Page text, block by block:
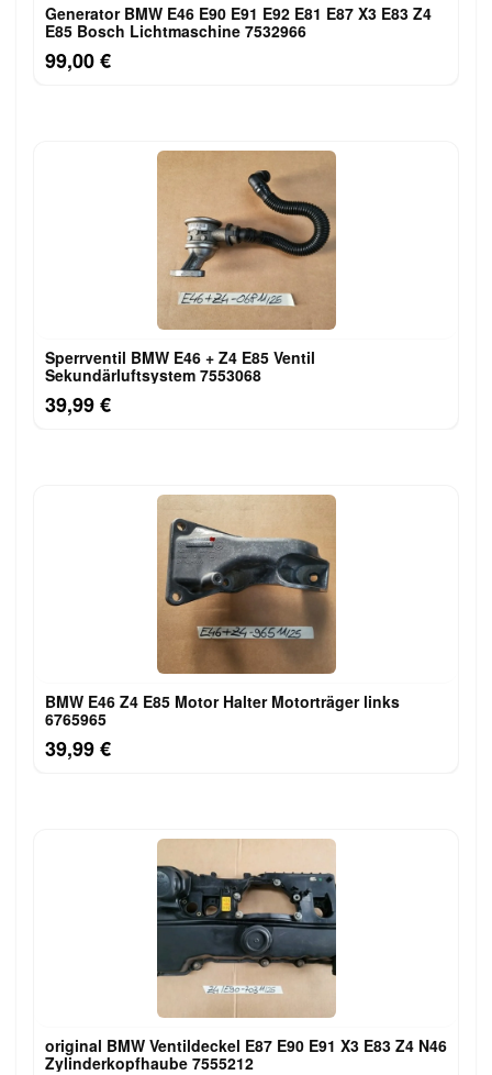
Generator BMW E46 E90 E91 E92 E81 E87 X3 E83 Z4
E85 Bosch Lichtmaschine 7532966
99,00 €
Sperrventil BMW E46 + Z4 E85 Ventil
Sekundärluftsystem 7553068
39,99 €
BMW E46 Z4 E85 Motor Halter Motorträger links
6765965
39,99 €
original BMW Ventildeckel E87 E90 E91 X3 E83 Z4 N46
Zylinderkopfhaube 7555212